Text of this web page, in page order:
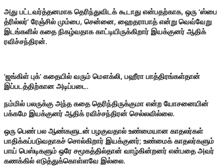
அது பட்டவர்த்தனமாக தெரிந்துவிடக் கூடாது என்பதற்காக, ஒரு ‘ஸ்பை
த்ரில்லர்’ ரேஞ்சில் மும்பை, சென்னை, ஹைதராபாத் என்று வெவ்வேறு
இடங்களில் கதை நிகழ்வதாக காட்டியிருக்கிறார் இயக்குனர் ஆதிக்
ரவிச்சந்திரன்.
‘ஜங்கிள் புக்’ கதையில் வரும் மௌக்லி, பஹீரா பாத்திரங்கள்தான்
இப்படத்திற்கான அடிப்படை.
நம்மில் பலருக்கு அந்த கதை தெரிந்திருக்குமா என்ற யோசனையின்
பக்கமே இயக்குனர் ஆதிக் ரவிச்சந்திரன் செல்லவில்லை.
ஒரு பெண் பல ஆண்களுடன் பழகுவதால் உண்மையான காதலர்கள்
பாதிக்கப்படுவதாகச் சொல்கிறார் இயக்குனர்; உண்மைக் காதலர்களும்
பாய் பெஸ்டிகளும் ஒரே சமூகத்தில்தான் வாழ்கின்றனர் என்பதை அவர்
கணக்கில் எடுத்துக்கொள்ளவே இல்லை.